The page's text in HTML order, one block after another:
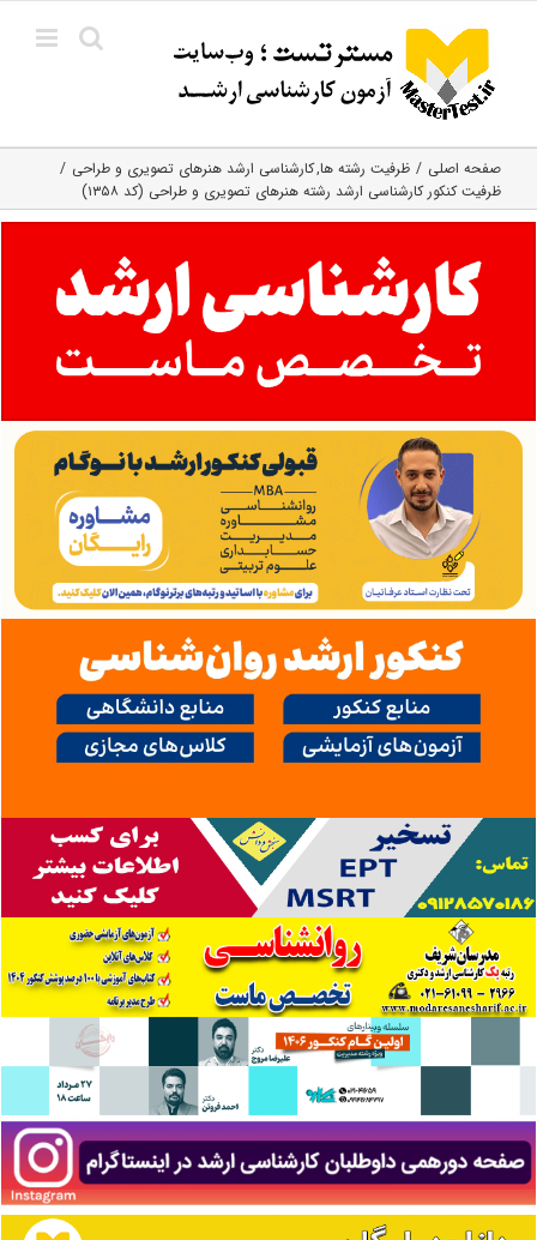
content
صفحه اصلی ظرفیت رشته ها کارشناسی ارشد هنرهای تصویری و طراحی
ظرفیت کنکور کارشناسی ارشد رشته هنرهای تصویری و طراحی (کد ۱۳۵۸)